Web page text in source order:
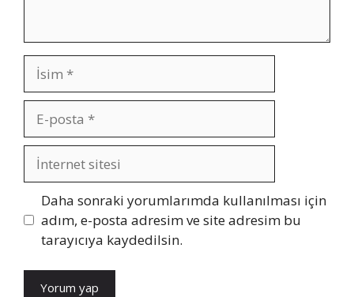
İsim
posta
İnternet
sitesi
Daha sonraki yorumlarımda kullanılması için
adım, e-posta adresim ve site adresim bu
tarayıcıya kaydedilsin.